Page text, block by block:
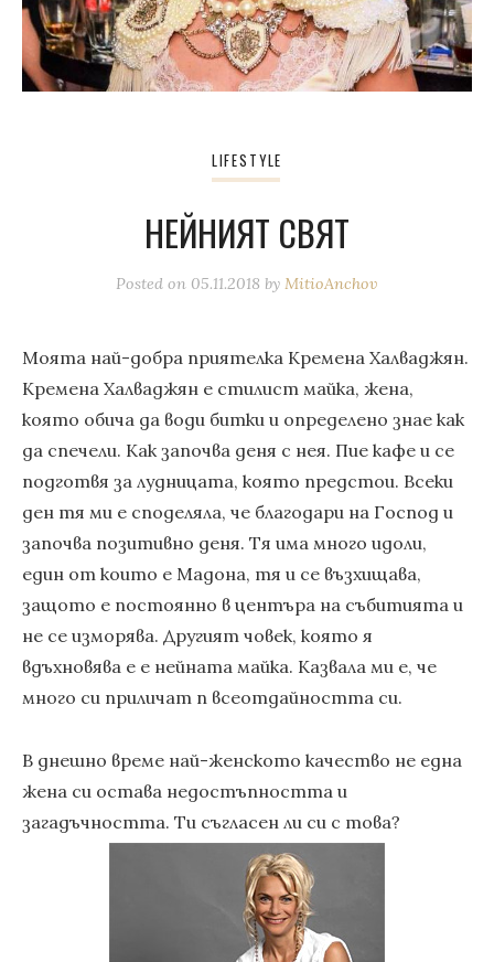
LIFESTYLE
НЕЙНИЯТ СВЯТ
Posted on 05.11.2018 by MitioAnchov
Моята най-добра приятелка Кремена Халваджян.
Кремена Халваджян е стилист майка, жена,
която обича да води битки и определено знае как
да спечели. Как започва деня с нея. Пие кафе и се
подготвя за лудницата, която предстои. Всеки
ден тя ми е споделяла, че благодари на Господ и
започва позитивно деня. Тя има много идоли,
един от които е Мадона, тя и се възхищава,
защото е постоянно в центъра на събитията и
не се изморява. Другият човек, която я
вдъхновява е е нейната майка. Казвала ми е, че
много си приличат п всеотдайността си.
В днешно време най-женското качество не една
жена си остава недостъпността и
загадъчността. Ти съгласен ли си с това?